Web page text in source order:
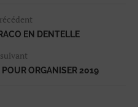
EN DENTELLE
ORGANISER 2019